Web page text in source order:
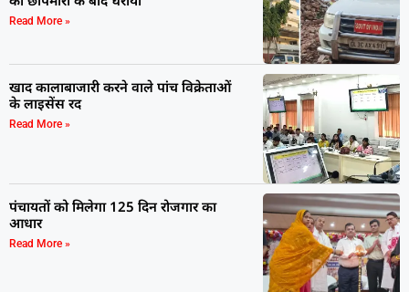
Read More »
खाद कालाबाजारी करने वाले पांच विक्रेताओं
के लाइसेंस रद
Read More »
पंचायतों को मिलेगा 125 दिन रोजगार का
आधार
Read More »